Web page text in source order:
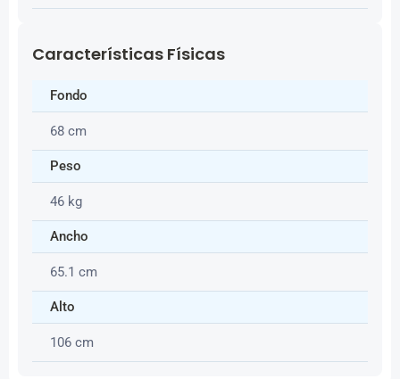
Características Físicas
Fondo
68 cm
Peso
46 kg
Ancho
65.1 cm
Alto
106 cm